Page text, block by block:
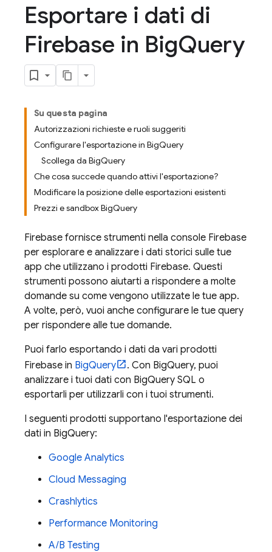
Esportare i dati di
Firebase in BigQuery
Su questa pagina
Autorizzazioni richieste e ruoli suggeriti
Configurare l'esportazione in BigQuery
Scollega da BigQuery
Che cosa succede quando attivi l'esportazione?
Modificare la posizione delle esportazioni esistenti
Prezzi e sandbox BigQuery
Firebase fornisce strumenti nella console Firebase
per esplorare e analizzare i dati storici sulle tue
app che utilizzano i prodotti Firebase. Questi
strumenti possono aiutarti a rispondere a molte
domande su come vengono utilizzate le tue app.
A volte, però, vuoi anche configurare le tue query
per rispondere alle tue domande.
Puoi farlo esportando i dati da vari prodotti
Firebase in BigQuery . Con BigQuery, puoi
analizzare i tuoi dati con BigQuery SQL o
esportarli per utilizzarli con i tuoi strumenti.
I seguenti prodotti supportano l'esportazione dei
dati in BigQuery:
Google Analytics
Cloud Messaging
Crashlytics
Performance Monitoring
A/B Testing